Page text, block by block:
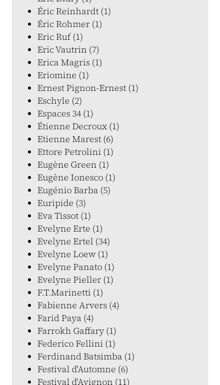
Éric Reinhardt (1)
Éric Rohmer (1)
Eric Ruf (1)
Eric Vautrin (7)
Erica Magris (1)
Eriomine (1)
Ernest Pignon-Ernest (1)
Eschyle (2)
Espaces 34 (1)
Étienne Decroux (1)
Etienne Marest (6)
Ettore Petrolini (1)
Eugène Green (1)
Eugène Ionesco (1)
Eugénio Barba (5)
Euripide (3)
Eva Tissot (1)
Evelyne Erte (1)
Evelyne Ertel (34)
Evelyne Loew (1)
Evelyne Panato (1)
Evelyne Pieller (1)
F.T.Marinetti (1)
Fabienne Arvers (4)
Farid Paya (4)
Farrokh Gaffary (1)
Federico Fellini (1)
Ferdinand Batsimba (1)
Festival d'Automne (6)
Festival d'Avignon (11)